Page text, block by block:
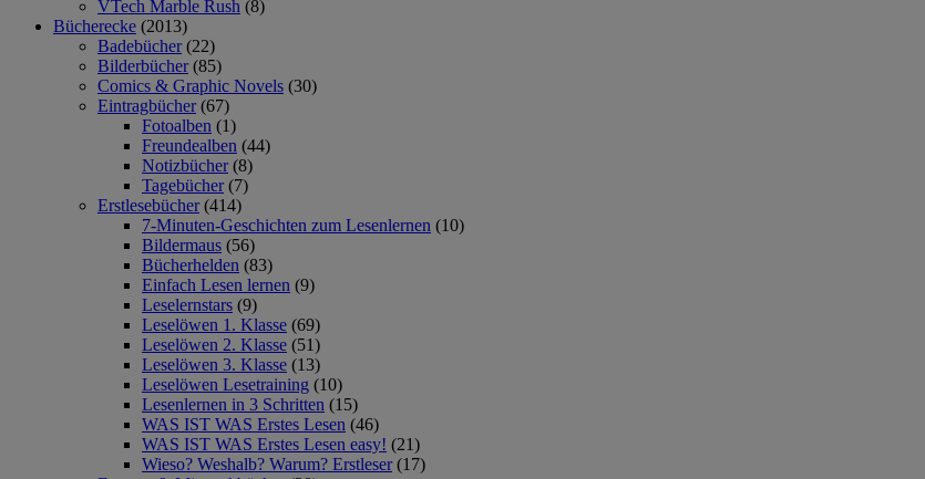
VTech Marble Rush (8)
Bücherecke (2013)
Badebücher (22)
Bilderbücher (85)
Comics & Graphic Novels (30)
Eintragbücher (67)
Fotoalben (1)
Freundealben (44)
Notizbücher (8)
Tagebücher (7)
Erstlesebücher (414)
7-Minuten-Geschichten zum Lesenlernen (10)
Bildermaus (56)
Bücherhelden (83)
Einfach Lesen lernen (9)
Leselernstars (9)
Leselöwen 1. Klasse (69)
Leselöwen 2. Klasse (51)
Leselöwen 3. Klasse (13)
Leselöwen Lesetraining (10)
Lesenlernen in 3 Schritten (15)
WAS IST WAS Erstes Lesen (46)
WAS IST WAS Erstes Lesen easy! (21)
Wieso? Weshalb? Warum? Erstleser (17)